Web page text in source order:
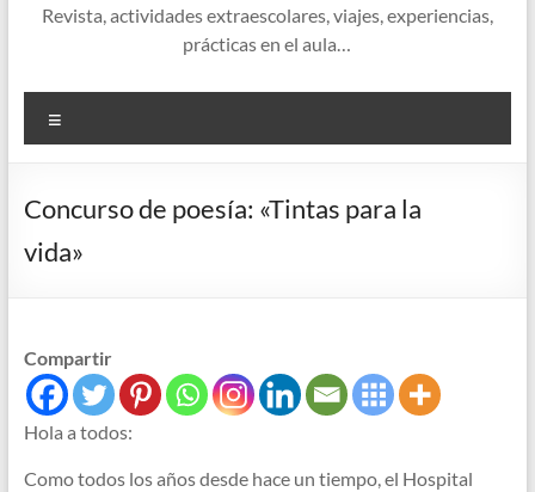
Revista, actividades extraescolares, viajes, experiencias,
prácticas en el aula…
Concurso de poesía: «Tintas para la
vida»
Compartir
Hola a todos:
Como todos los años desde hace un tiempo, el Hospital